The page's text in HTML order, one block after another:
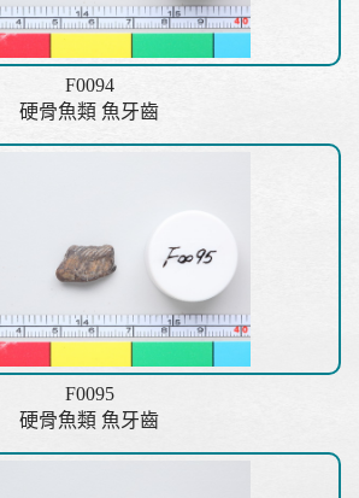
F0094
硬骨魚類 魚牙齒
F0095
硬骨魚類 魚牙齒